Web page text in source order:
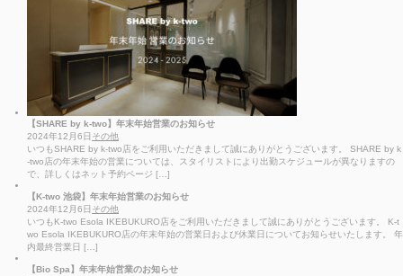
【SHARE by k-two】年末年始営業のお知らせ
2024年12月6日 その他
いつもSHARE by k-two店をご利用いただきまして誠にありがとうございます。 SHARE by k
-two店の年末年始の営業については、スタイリストにより出勤スケジュールが異なりますの
で、詳しくはネット予約ページ […]
【K-two 池袋】年末年始営業のお知らせ
2024年12月6日 その他
いつもK-two Esola IKEBUKURO店をご利用いただきまして誠にありがとうございます。 K-t
wo Esola IKEBUKURO店の年末年始の営業日および休業日についてお知らせいたします。 年
内最終営業日 […]
【Bio Spa】年末年始営業のお知らせ